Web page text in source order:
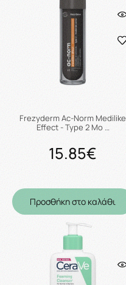
Frezyderm Ac-Norm Medilike
Effect - Type 2 Mo …
15.85€
Προσθήκη στο καλάθι